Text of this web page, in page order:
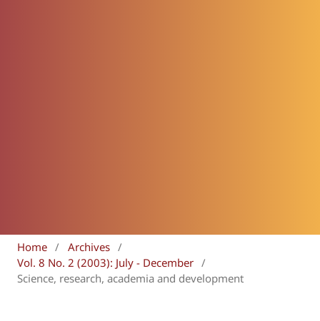
Home / Archives /
Vol. 8 No. 2 (2003): July - December /
Science, research, academia and development